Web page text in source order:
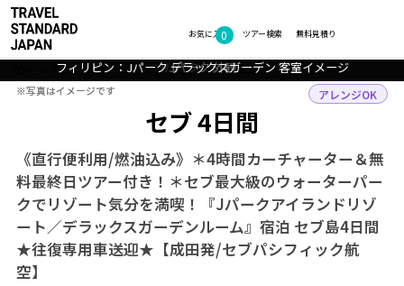
お気に入り
0 無料見積り
ツアー検索
アジア フィリピン セブ ツアー詳細
セブ 4日間
《直行便利用/燃油込み》＊4時間カーチャーター＆無
料最終日ツアー付き！＊セブ最大級のウォーターパー
クでリゾート気分を満喫！『Jパークアイランドリゾ
ート／デラックスガーデンルーム』宿泊 セブ島4日間
★往復専用車送迎★【成田発/セブパシフィック航
空】
アレンジOK
Jパーク レストラン
Jパーク ロビー
Jパーク 外観
フィリピン：Jパーク デラックスガーデン 客室イメージ
Jパーク 1日中楽しめるウォーターパーク
フォトギャラリー
※写真はイメージです
※写真はイメージです